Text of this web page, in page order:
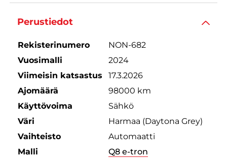
Perustiedot
Rekisterinumero
NON-682
Vuosimalli
2024
Viimeisin katsastus
17.3.2026
Ajomäärä
98000 km
Käyttövoima
Sähkö
Väri
Harmaa (Daytona Grey)
Vaihteisto
Automaatti
Malli
Q8 e-tron